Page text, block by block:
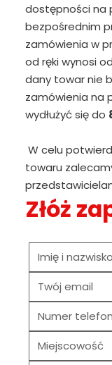
dostępności na
bezpośrednim
zamówienia w
od ręki wynosi
dany towar nie
zamówienia na
wydłużyć się do
W celu
towaru
Złóż